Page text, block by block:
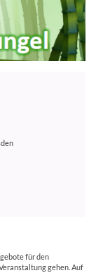
für den
gehen. Auf